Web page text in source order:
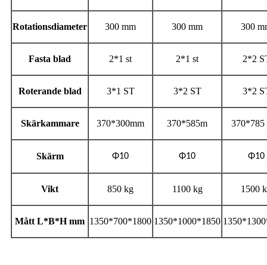
Rotationsdiameter 300 mm 300 mm 300
Fasta blad 2*1 st 2*1 st 2*2
Roterande blad 3*1 ST 3*2 ST 3*2
Skärkammare 370*300mm 370*585m 370*785
Skärm Φ10 Φ10 Φ10
Vikt 850 kg 1100 kg 1500
Mått L*B*H mm 1350*700*1800 1350*1000*1850